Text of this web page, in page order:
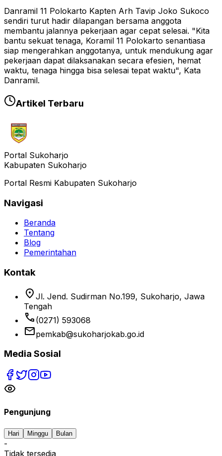
Danramil 11 Polokarto Kapten Arh Tavip Joko Sukoco
sendiri turut hadir dilapangan bersama anggota
membantu jalannya pekerjaan agar cepat selesai. "Kita
bantu sekuat tenaga, Koramil 11 Polokarto senantiasa
siap mengerahkan anggotanya, untuk mendukung agar
pekerjaan dapat dilaksanakan secara efesien, hemat
waktu, tenaga hingga bisa selesai tepat waktu", Kata
Danramil.
Artikel Terbaru
Portal Sukoharjo
Kabupaten Sukoharjo
Portal Resmi Kabupaten Sukoharjo
Navigasi
Beranda
Tentang
Blog
Pemerintahan
Kontak
location_on Jl. Jend. Sudirman No.199, Sukoharjo, Jawa
Tengah
phone (0271) 593068
emailpemkab@sukoharjokab.go.id
Media Sosial
Pengunjung
Hari Minggu Bulan
-
Tidak tersedia